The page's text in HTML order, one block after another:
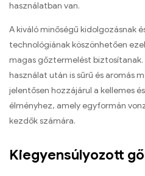
használatban van.
A kiváló minőségű kidolgozásnak
technológiának köszönhetően
magas gőztermelést biztosítanak.
használat után is sűrű és aromás
jelentősen hozzájárul a kellemes
élményhez, amely egyformán
kezdők számára.
Kiegyensúlyozott